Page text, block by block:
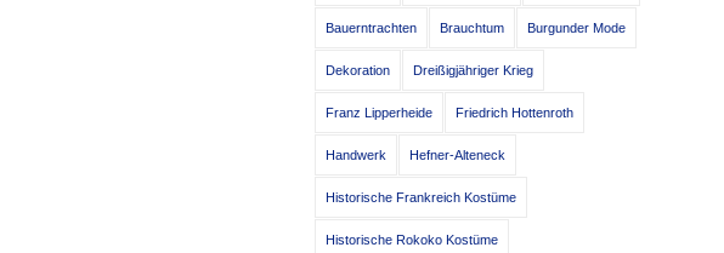
Bauerntrachten Brauchtum Burgunder Mode
Dekoration Dreißigjähriger Krieg
Franz Lipperheide Friedrich Hottenroth
Handwerk Hefner-Alteneck
Historische Frankreich Kostüme
Historische Rokoko Kostüme